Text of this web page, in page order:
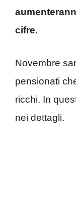
cifre.
Novembre
pensionati
ricchi. In
nei dettagli.